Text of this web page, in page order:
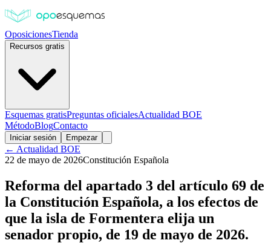
OposicionesTienda
Recursos gratis
Esquemas gratisPreguntas oficialesActualidad BOE
MétodoBlogContacto
Iniciar sesión Empezar
← Actualidad BOE
22 de mayo de 2026Constitución Española
Reforma del apartado 3 del artículo 69 de
la Constitución Española, a los efectos de
que la isla de Formentera elija un
senador propio, de 19 de mayo de 2026.